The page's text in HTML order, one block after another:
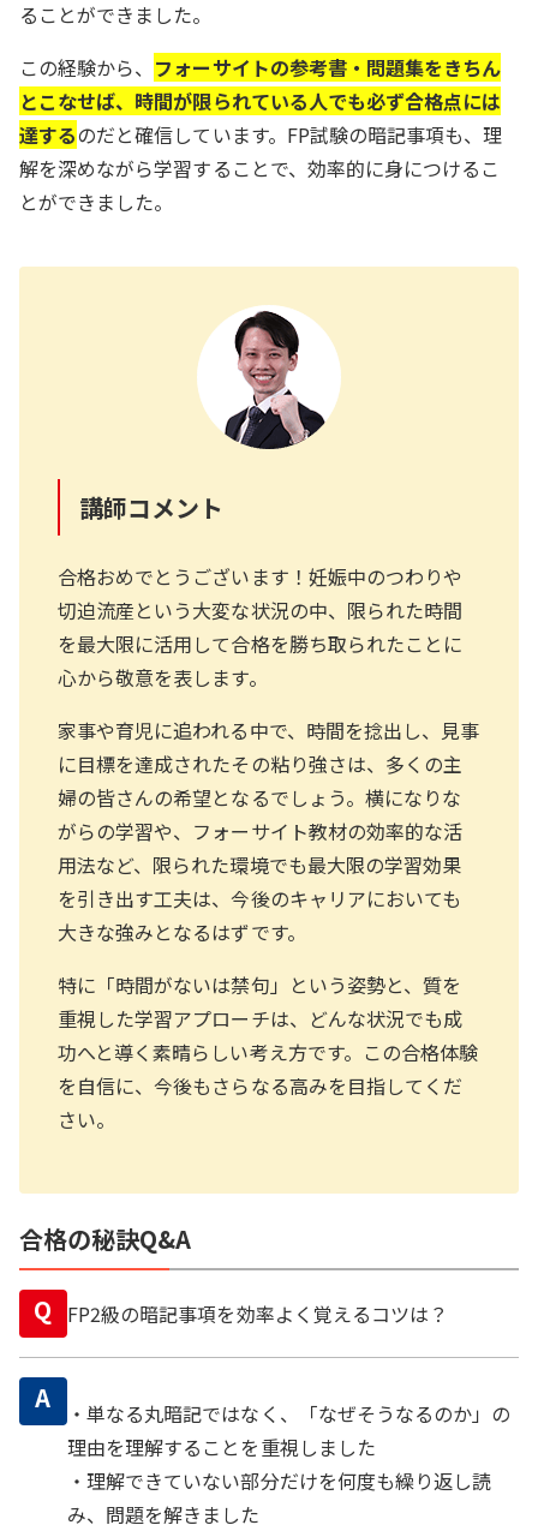
ることができました。
この経験から、 フォーサイトの参考書・問題集をきちん
とこなせば、時間が限られている人でも必ず合格点には
達するのだと確信しています。FP試験の暗記事項も、理
解を深めながら学習することで、効率的に身につけるこ
とができました。
講師コメント
合格おめでとうございます！妊娠中のつわりや
切迫流産という大変な状況の中、限られた時間
を最大限に活用して合格を勝ち取られたことに
心から敬意を表します。
家事や育児に追われる中で、時間を捻出し、見事
に目標を達成されたその粘り強さは、多くの主
婦の皆さんの希望となるでしょう。横になりな
がらの学習や、フォーサイト教材の効率的な活
用法など、限られた環境でも最大限の学習効果
を引き出す工夫は、今後のキャリアにおいても
大きな強みとなるはずです。
特に「時間がないは禁句」という姿勢と、質を
重視した学習アプローチは、どんな状況でも成
功へと導く素晴らしい考え方です。この合格体験
を自信に、今後もさらなる高みを目指してくだ
さい。
合格の秘訣Q&A
Q FP2級の暗記事項を効率よく覚えるコツは？
A
・単なる丸暗記ではなく、「なぜそうなるのか」の
理由を理解することを重視しました
・理解できていない部分だけを何度も繰り返し読
み、問題を解きました